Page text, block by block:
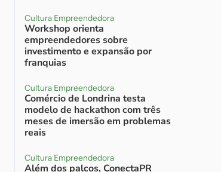
Cultura Empreendedora
Workshop orienta
empreendedores sobre
investimento e expansão por
franquias
Cultura Empreendedora
Comércio de Londrina testa
modelo de hackathon com três
meses de imersão em problemas
reais
Cultura Empreendedora
Além dos palcos, ConectaPR